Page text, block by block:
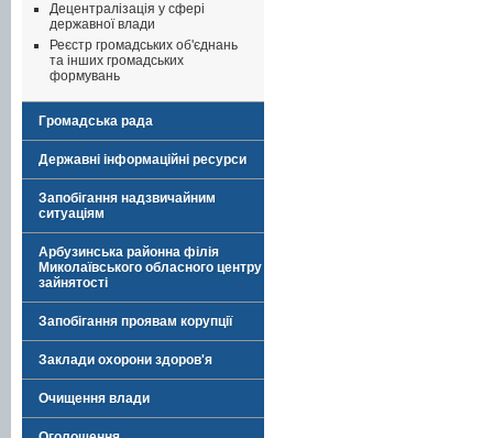
Децентралізація у сфері
державної влади
Реєстр громадських об'єднань
та інших громадських
формувань
Громадська рада
Державні інформаційні ресурси
Запобігання надзвичайним
ситуаціям
Арбузинська районна філія
Миколаївського обласного центру
зайнятості
Запобігання проявам корупції
Заклади охорони здоров'я
Очищення влади